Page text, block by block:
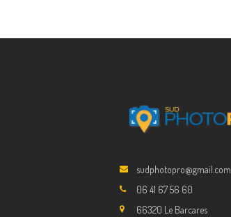
NOS PRESTATIONS
CONTACTEZ NOUS
sudphotopro@gmail.com
06 41 67 56 60
66320 Le Barcares